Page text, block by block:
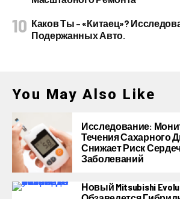
Каков Ты – «китаец»?
Подержанных Авто.
You May Also Like
Исследование:
Течения Сахарного
Снижает Риск
Заболеваний
Новый Mitsubishi